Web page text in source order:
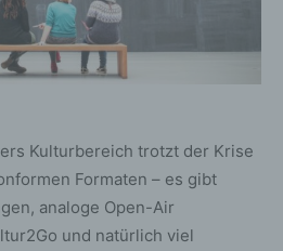
Kulturbereich trotzt der Krise
Formaten – es gibt
analoge Open-Air
und natürlich viel